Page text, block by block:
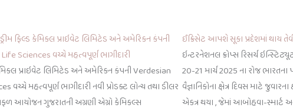
ફિલ્ડ કેમિકલ પ્રાઇવેટ લિમિટેડ અને અમેરિકન કંપની
Sciences વચ્ચે મહત્વપૂર્ણ ભાગીદારી
પ્રાઇવેટ લિમિટેડ અને અમેરિકન કંપની Verdesian
વચ્ચે મહત્વપૂર્ણ ભાગીદારી નવી પ્રોડક્ટ લોન્ચ તથા ડીલર
આયોજન ગુજરાતની અગ્રણી એગ્રો કેમિકલ્સ
ઈક્રિસેટ આપશે સૂકા પ્રદેશમાં થાય
ઇન્ટરનેશનલ ક્રોપ્સ રિસર્ચ
20-21 માર્ચ 2025 ના રોજ ભારતના
વૈજ્ઞાનિકોના ક્ષેત્ર દિવસ માટે
એકત્ર થયા , જેમાં આબોહવા-સ્માર્ટ